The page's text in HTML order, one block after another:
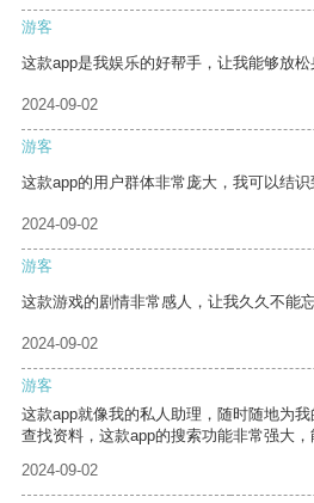
游客
这款app是我娱乐的好帮手，让我能够放松
2024-09-02
游客
这款app的用户群体非常庞大，我可以结识
2024-09-02
游客
这款游戏的剧情非常感人，让我久久不能忘
2024-09-02
游客
这款app就像我的私人助理，随时随地为
查找资料，这款app的搜索功能非常强大，
2024-09-02